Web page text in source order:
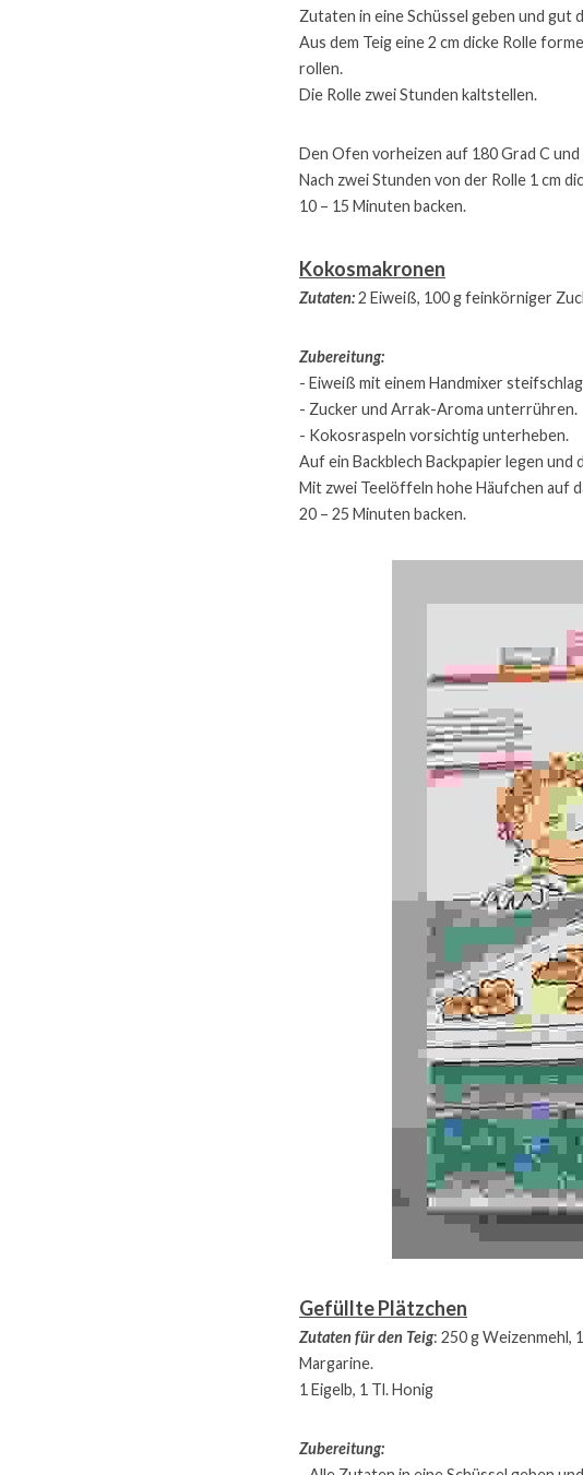
Zutaten in eine Schüssel geben und gut
Aus dem Teig eine 2 cm dicke Rolle
rollen.
Die Rolle zwei Stunden kaltstellen.
Den Ofen vorheizen auf 180 Grad C
Nach zwei Stunden von der Rolle 1 cm
10 – 15 Minuten backen.
Kokosmakronen
Zutaten: 2 Eiweiß, 100 g feinkörniger
Zubereitung:
- Eiweiß mit einem Handmixer
- Zucker und Arrak-Aroma unterrühren.
- Kokosraspeln vorsichtig unterheben.
Auf ein Backblech Backpapier legen
Mit zwei Teelöffeln hohe Häufchen auf
20 – 25 Minuten backen.
Gefüllte Plätzchen
Zutaten für den Teig: 250 g Weizenmehl,
Margarine.
1 Eigelb, 1 Tl. Honig
Zubereitung: